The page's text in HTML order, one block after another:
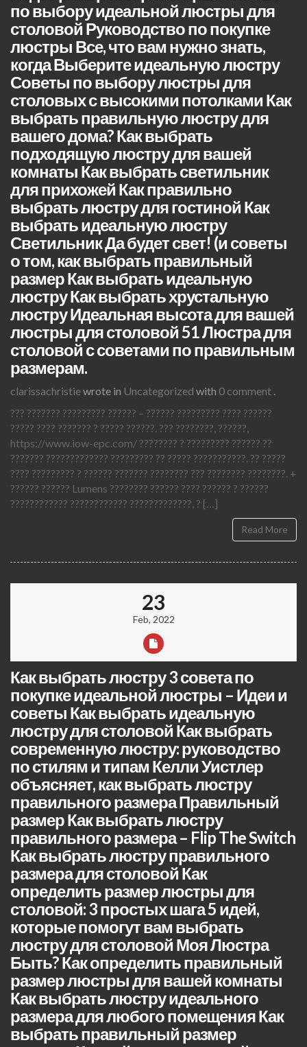
по выбору идеальной люстры для
столовой Руководство по покупке
люстры Все, что вам нужно знать,
когда Выберите идеальную люстру
Советы по выбору люстры для
столовых с высокими потолками Как
выбрать правильную люстру для
вашего дома? Как выбрать
подходящую люстру для вашей
комнаты Как выбрать светильник
для прихожей Как правильно
выбрать люстру для гостиной Как
выбрать идеальную люстру
Светильник Да будет свет! (и советы
о том, как выбрать правильный
размер Как выбрать идеальную
люстру Как выбрать хрустальную
люстру Идеальная высота для вашей
люстры для столовой 51 Люстра для
столовой с советами по правильным
размерам.
clarissachristiewrote in Uncategorized with 0 comment .
??? ??????? ????????? ?????? – ?????? ????????? ???? ??????
????? ???? ??????? ? ????? ??????. ??? ????????, ??????,
https://www.iow-epc.com/ ???????? ? ????????? ?????? ??
??????? ????????????? ????????? ?? ????? ???????????. ?? ?????
???? ????????? ? ?????? ??????? ???????? ??? ???????? ????????. +
?????? ?????? Lumens ???????? ?????? ???? ?????? ? ??????
???????????? ???????????? ?????????????, ? […]
Read More
23
Feb, 2022
Как выбрать люстру 3 совета по
покупке идеальной люстры – Идеи и
советы Как выбрать идеальную
люстру для столовой Как выбрать
современную люстру: руководство
по стилям и типам Келли Уистлер
объясняет, как выбрать люстру
правильного размера Правильный
размер Как выбрать люстру
правильного размера – Flip The Switch
Как выбрать люстру правильного
размера для столовой Как
определить размер люстры для
столовой: 3 простых шага 5 идей,
которые помогут вам выбрать
люстру для столовой Моя Люстра
Быть? Как определить правильный
размер люстры для вашей комнаты
Как выбрать люстру идеального
размера для любого помещения Как
выбрать правильный размер